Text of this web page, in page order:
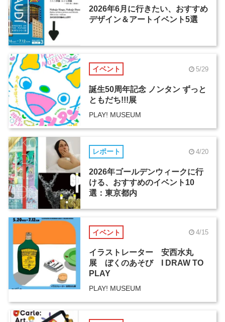
2026年6月に行きたい、おすすめ
デザイン＆アートイベント5選
イベント 5/29
誕生50周年記念 ノンタン ずっと
ともだち!!!展
PLAY! MUSEUM
レポート 4/20
2026年ゴールデンウィークに行
ける、おすすめのイベント10
選：東京都内
イベント 4/15
イラストレーター 安西水丸
展 ぼくのあそび I DRAW TO
PLAY
PLAY! MUSEUM